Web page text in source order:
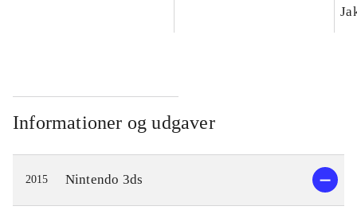
Informationer og udgaver
2015 Nintendo 3ds